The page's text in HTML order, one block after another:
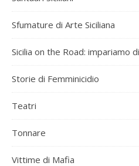
Sfumature di Arte Siciliana
Sicilia on the Road: impariamo
Storie di Femminicidio
Teatri
Tonnare
Vittime di Mafia